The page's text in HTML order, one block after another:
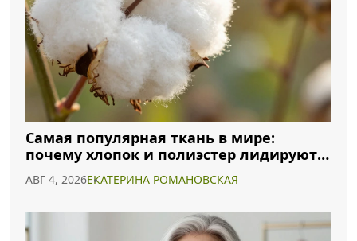
Самая популярная ткань в мире:
почему хлопок и полиэстер лидируют в
2026 году
АВГ 4, 2026ЕКАТЕРИНА РОМАНОВСКАЯ